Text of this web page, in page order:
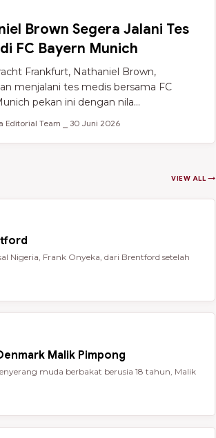
Brown Segera Jalani Tes
FC Bayern Munich
Frankfurt, Nathaniel Brown,
menjalani tes medis bersama FC
pekan ini dengan nila...
Editorial Team ⎯ 30 Juni 2026
VIEW ALL →
Nigeria, Frank Onyeka, dari Brentford setelah
Malik Pimpong
muda berbakat berusia 18 tahun, Malik